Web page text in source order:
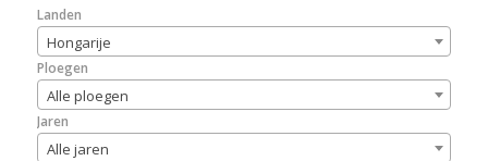
Landen
Hongarije
Ploegen
Alle ploegen
Jaren
Alle jaren